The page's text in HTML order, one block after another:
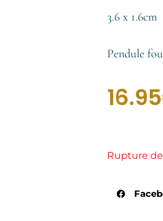
3.6 x 1.6cm
Pendule
16.95
Rupture